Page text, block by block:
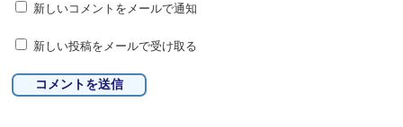
新しいコメントをメールで通知
新しい投稿をメールで受け取る